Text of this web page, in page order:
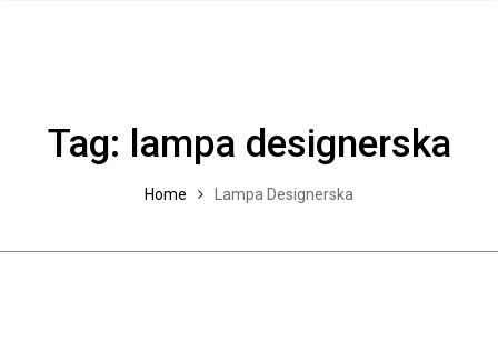
Tag: lampa designerska
Home Lampa Designerska